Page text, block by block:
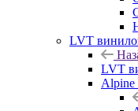
LVT
LVT
Alpine